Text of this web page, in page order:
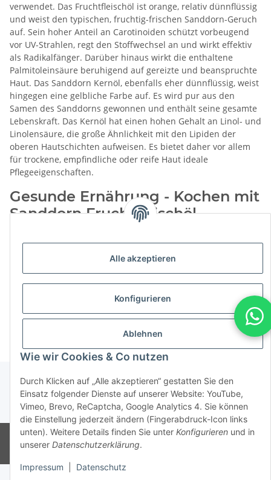
Alle akzeptieren
Konfigurieren
Ablehnen
Wie wir Cookies & Co nutzen
Durch Klicken auf „Alle akzeptieren“ gestatten Sie den
Einsatz folgender Dienste auf unserer Website: YouTube,
Vimeo, Brevo, ReCaptcha, Google Analytics 4. Sie können
die Einstellung jederzeit ändern (Fingerabdruck-Icon links
unten). Weitere Details finden Sie unter Konfigurieren und in
unserer Datenschutzerklärung.
Impressum Datenschutz
verwendet. Das Fruchtfleischöl ist orange, relativ dünnflüssig
und weist den typischen, fruchtig-frischen Sanddorn-Geruch
auf. Sein hoher Anteil an Carotinoiden schützt vorbeugend
vor UV-Strahlen, regt den Stoffwechsel an und wirkt effektiv
als Radikalfänger. Darüber hinaus wirkt die enthaltene
Palmitoleinsäure beruhigend auf gereizte und beanspruchte
Haut. Das Sanddorn Kernöl, ebenfalls eher dünnflüssig, weist
hingegen eine gelbliche Farbe auf. Es wird pur aus den
Samen des Sanddorns gewonnen und enthält seine gesamte
Lebenskraft. Das Kernöl hat einen hohen Gehalt an Linol- und
Linolensäure, die große Ähnlichkeit mit den Lipiden der
oberen Hautschichten aufweisen. Es bietet daher vor allem
für trockene, empfindliche oder reife Haut ideale
Pflegeeigenschaften.
Gesunde Ernährung - Kochen mit
Sanddorn Fruchtfleischöl
kräftiges, säuerliches Aroma. Daher ist es auch ideal als
Lebensmittelzusatz. Beispielsweise sorgen schon wenige
* Alle Preise inkl. gesetzlicher USt., zzgl.Versand
© CMD Naturkosmetik
Powered by